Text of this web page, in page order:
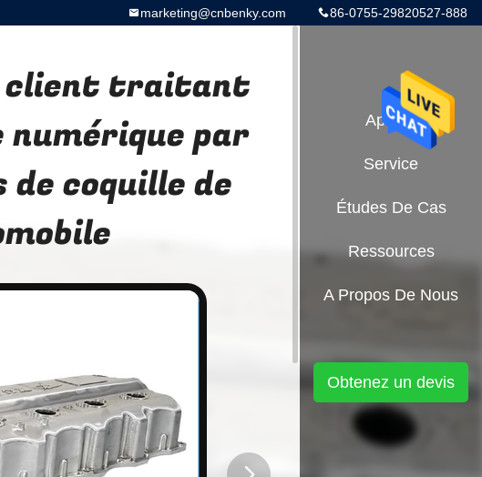
86-0755-29820527-888
marketing@cnbenky.com
client traitant
numérique par
coquille de
Aperçu
Service
Études De Cas
Ressources
A Propos De Nous
Obtenez un devis